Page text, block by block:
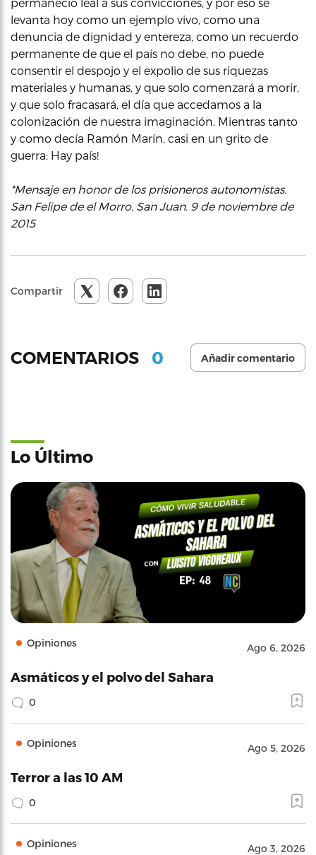
levanta hoy como un ejemplo vivo, como una
denuncia de dignidad y entereza, como un recuerdo
permanente de que el país no debe, no puede
consentir el despojo y el expolio de sus riquezas
materiales y humanas, y que solo comenzará a morir,
y que solo fracasará, el día que accedamos a la
colonización de nuestra imaginación. Mientras tanto
y como decía Ramón Marín, casi en un grito de
guerra: Hay país!
*Mensaje en honor de los prisioneros autonomistas.
San Felipe de el Morro, San Juan. 9 de noviembre de
2015
Compartir
COMENTARIOS 0 Añadir comentario
Lo Último
Opiniones Ago 6, 2026
Asmáticos y el polvo del Sahara
0
Opiniones Ago 5, 2026
Terror a las 10 AM
0
Opiniones Ago 3, 2026